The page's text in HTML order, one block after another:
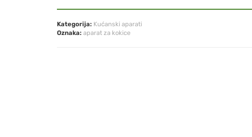
Kategorija: Kućanski aparati
Oznaka: aparat za kokice